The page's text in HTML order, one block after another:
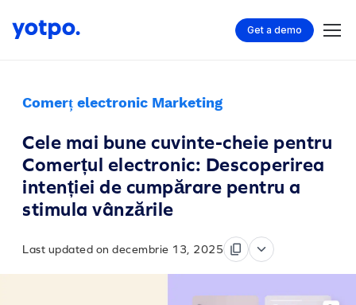
Get a demo
Comerț electronic Marketing
Cele mai bune cuvinte-cheie pentru
Comerțul electronic: Descoperirea
intenției de cumpărare pentru a
stimula vânzările
Last updated on decembrie 13, 2025